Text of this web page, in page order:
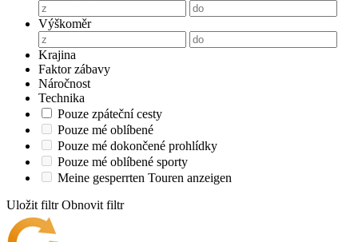
Výškoměr
Krajina
Faktor zábavy
Náročnost
Technika
Pouze zpáteční cesty
Pouze mé oblíbené
Pouze mé dokončené prohlídky
Pouze mé oblíbené sporty
Meine gesperrten Touren anzeigen
Uložit filtr Obnovit filtr